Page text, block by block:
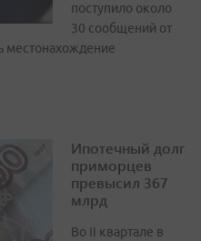
поступило около
30 сообщений от
местонахождение
Ипотечный долг
приморцев
превысил 367
млрд
Во II квартале в